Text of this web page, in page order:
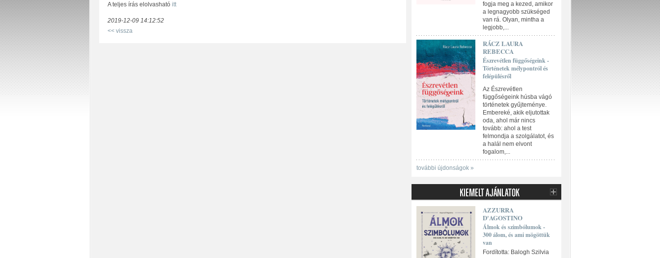
A teljes írás elolvasható itt
2019-12-09 14:12:52
<< vissza
fogja meg a kezed, amikor
a legnagyobb szükséged
van rá. Olyan, mintha a
legjobb,...
RÁCZ LAURA
REBECCA
Észrevétlen függőségeink -
Történetek mélypontról és
felépülésről
Az Észrevétlen
függőségeink húsba vágó
történetek gyűjteménye.
Embereké, akik eljutottak
oda, ahol már nincs
tovább: ahol a test
felmondja a szolgálatot, és
a halál nem elvont
fogalom,...
további újdonságok »
AZZURRA
D'AGOSTINO
Álmok és szimbólumok -
300 álom, és ami mögöttük
van
Fordította: Balogh Szilvia